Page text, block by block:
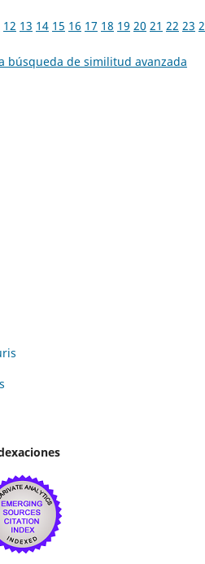
12 13 14 15 16 17 18 19 20 21 22 23
búsqueda de similitud avanzada